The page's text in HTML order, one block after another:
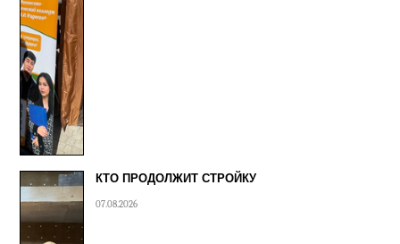
КТО ПРОДОЛЖИТ СТРОЙКУ
07.08.2026